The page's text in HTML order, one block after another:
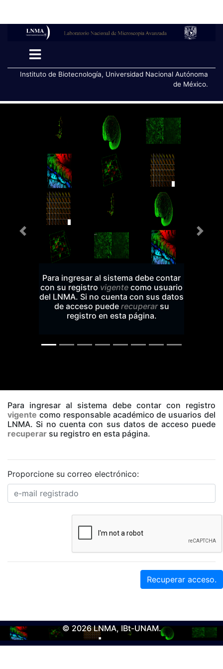
Instituto de Biotecnología, Universidad Nacional Autónoma
de México.
Para ingresar al sistema debe contar
con su registro vigente como usuario
del LNMA. Si no cuenta con sus datos
de acceso puede recuperarsu
registro en esta página.
Para ingresar al sistema debe contar con registro
vigente como responsable académico de usuarios del
LNMA. Si no cuenta con sus datos de acceso puede
recuperar su registro en esta página.
Proporcione su correo electrónico:
Recuperar acceso.
© 2026 LNMA, IBt-UNAM.